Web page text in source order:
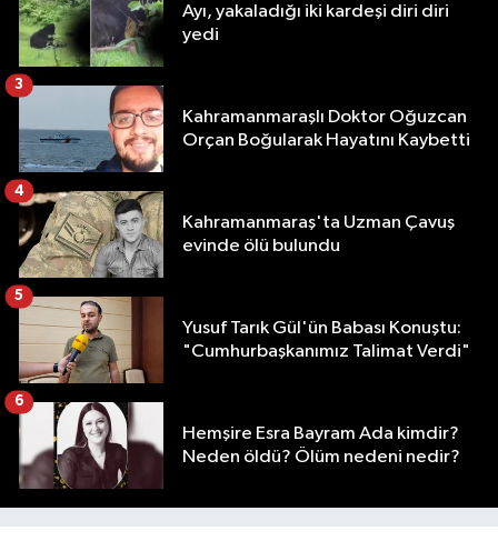
Ayı, yakaladığı iki kardeşi diri diri
yedi
Kahramanmaraşlı Doktor Oğuzcan
Orçan Boğularak Hayatını Kaybetti
3
Kahramanmaraş'ta Uzman Çavuş
evinde ölü bulundu
4
Yusuf Tarık Gül'ün Babası Konuştu:
"Cumhurbaşkanımız Talimat Verdi"
5
Hemşire Esra Bayram Ada kimdir?
Neden öldü? Ölüm nedeni nedir?
6